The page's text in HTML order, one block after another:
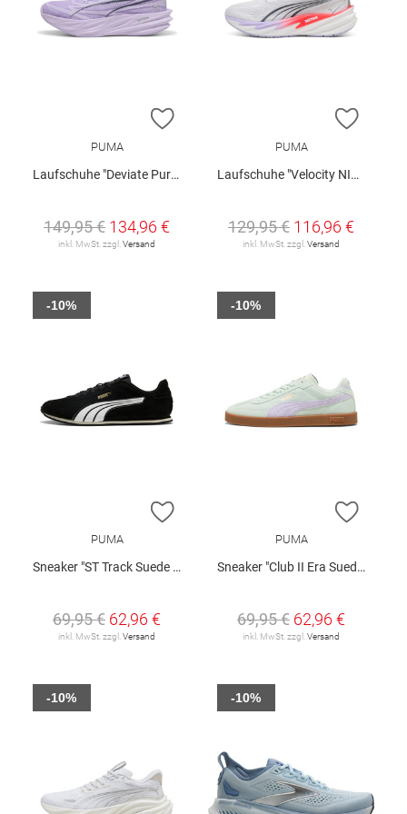
ZUR WUNSCHLISTE HINZUFÜGEN
PUMA
Laufschuhe "Deviate Pure NITRO™ W"
149,95 € 134,96 €
inkl. MwSt. zzgl. Versand
ZUR
PUMA
Laufschuhe "Velocity NITRO 5 W"
129,95 € 116,96 €
inkl. MwSt. zzgl. Versand
ZUR WUNSCHLISTE HINZUFÜGEN
PUMA
Sneaker "ST Track Suede W"
69,95 € 62,96 €
inkl. MwSt. zzgl.Versand
-10%
ZUR
PUMA
Sneaker "Club II Era Suede"
69,95 € 62,96 €
inkl. MwSt. zzgl.Versand
-10%
-10% -10%